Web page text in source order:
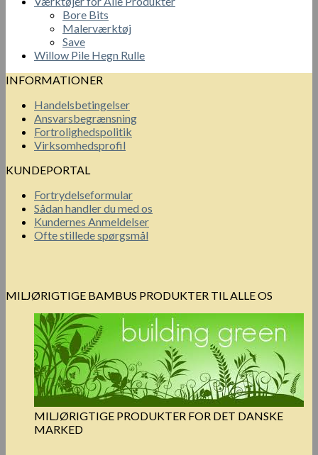
Bore Bits
Malerværktøj
Save
Willow Pile Hegn Rulle
INFORMATIONER
Handelsbetingelser
Ansvarsbegrænsning
Fortrolighedspolitik
Virksomhedsprofil
KUNDEPORTAL
Fortrydelseformular
Sådan handler du med os
Kundernes Anmeldelser
Ofte stillede spørgsmål
MILJØRIGTIGE BAMBUS PRODUKTER TIL ALLE OS
MILJØRIGTIGE PRODUKTER FOR DET DANSKE
MARKED